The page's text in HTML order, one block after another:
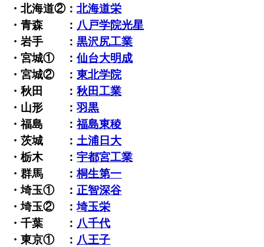
・北海道②：北海道栄
・青森 ： 八戸学院光星
・岩手 ：黒沢尻工業
・宮城① ：仙台大明成
・宮城② ：東北学院
・秋田 ：秋田工業
・山形 ：羽黒
・福島 ：福島東稜
・茨城 ： 土浦日大
・栃木 ：宇都宮工業
・群馬 ：桐生第一
・埼玉① ： 正智深谷
・埼玉② ：埼玉栄
・千葉 ： 八千代
・東京① ： 八王子